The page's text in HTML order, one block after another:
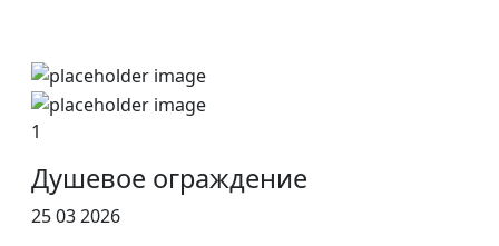
1
Душевое ограждение
25 03 2026